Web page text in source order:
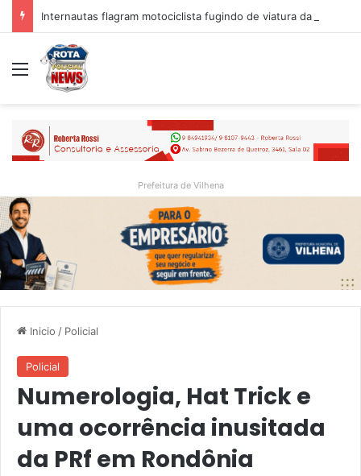
Menu
Prefeitura de Vilhena
Inicio / Policial
Policial
Numerologia, Hat Trick e
uma ocorrência inusitada
da PRf em Rondônia